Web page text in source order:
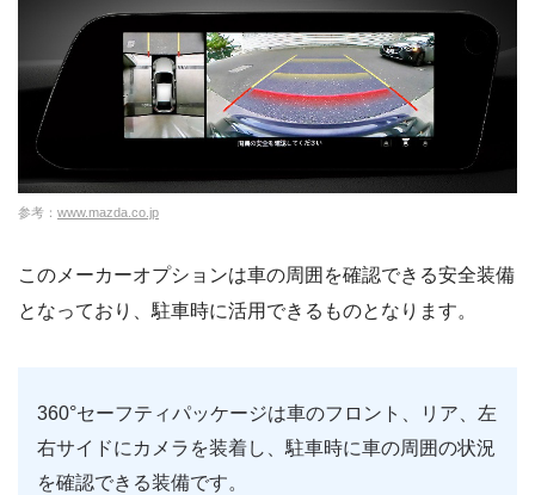
参考： www.mazda.co.jp
このメーカーオプションは車の周囲を確認できる安全装備
となっており、駐車時に活用できるものとなります。
360°セーフティパッケージは車のフロント、リア、左
右サイドにカメラを装着し、駐車時に車の周囲の状況
を確認できる装備です。